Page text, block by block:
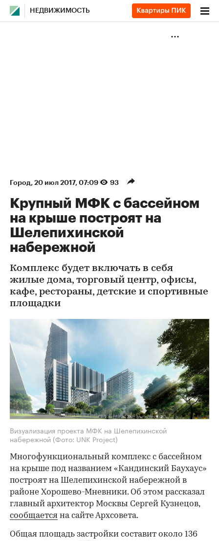
НЕДВИЖИМОСТЬ
Город⁠, 20 июл 2017, 07:09 93
Крупный МФК с бассейном
на крыше построят на
Шелепихинской
набережной
Комплекс будет включать в себя
жилые дома, торговый центр, офисы,
кафе, рестораны, детские и спортивные
площадки
Визуализация проекта МФК на Шелепихинской
набережной (Фото: UNK Project)
Многофункциональный комплекс с бассейном
на крыше под названием «Кандинский Баухаус»
построят на Шелепихинской набережной в
районе Хорошево-Мневники. Об этом рассказал
главный архитектор Москвы Сергей Кузнецов,
сообщается на сайте Архсовета.
Общая площадь застройки составит около 136